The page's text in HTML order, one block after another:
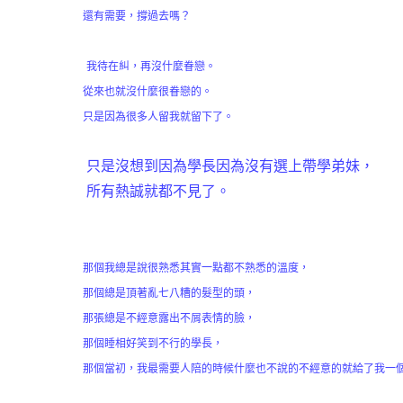
還有需要，撐過去嗎？
我待在糾，再沒什麼眷戀。
從來也就沒什麼很眷戀的。
只是因為很多人留我就留下了。
只是沒想到因為學長因為沒有選上帶學弟妹，
所有熱誠就都不見了。
那個我總是說很熟悉其實一點都不熟悉的溫度，
那個總是頂著亂七八糟的髮型的頭，
那張總是不經意露出不屑表情的臉，
那個睡相好笑到不行的學長，
那個當初，我最需要人陪的時候什麼也不說的不經意的就給了我一